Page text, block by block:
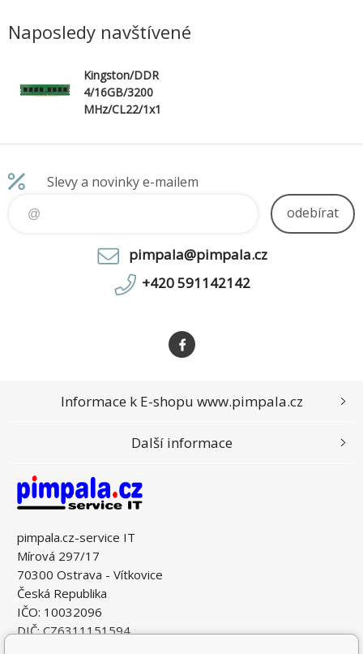
Naposledy navštívené
Kingston/DDR
4/16GB/3200
MHz/CL22/1x1
Slevy a novinky e-mailem
odebírat
pimpala@pimpala.cz
+420 591142142
pimpala.cz-service IT
Mírová 297/17
70300 Ostrava - Vítkovice
Česká Republika
IČO: 10032096
DIČ: CZ6311151594
Informace k E-shopu www.pimpala.cz
Další informace